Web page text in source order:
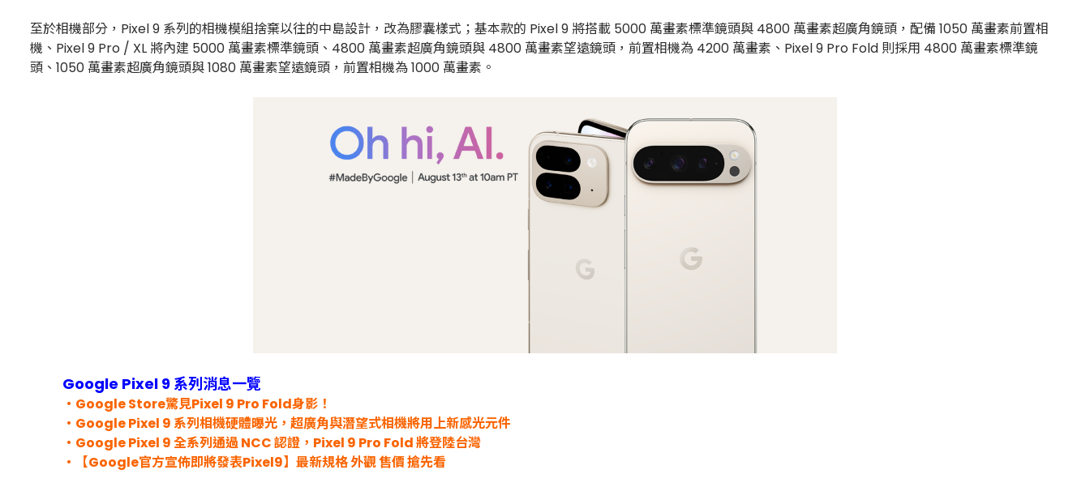
至於相機部分，Pixel 9 系列的相機模組捨棄以往的中島設計，改為膠囊樣式；基本款的 Pixel 9 將搭載 5000 萬畫素標準鏡頭與 4800 萬畫素超廣角鏡頭，配備 1050 萬畫素前置相
機、Pixel 9 Pro / XL 將內建 5000 萬畫素標準鏡頭、4800 萬畫素超廣角鏡頭與 4800 萬畫素望遠鏡頭，前置相機為 4200 萬畫素、Pixel 9 Pro Fold 則採用 4800 萬畫素標準鏡
頭、1050 萬畫素超廣角鏡頭與 1080 萬畫素望遠鏡頭，前置相機為 1000 萬畫素。
Google Pixel 9 系列消息一覽
・Google Store驚見Pixel 9 Pro Fold身影！
・Google Pixel 9 系列相機硬體曝光，超廣角與潛望式相機將用上新感光元件
・Google Pixel 9 全系列通過 NCC 認證，Pixel 9 Pro Fold 將登陸台灣
・【Google官方宣佈即將發表Pixel9】最新規格 外觀 售價 搶先看